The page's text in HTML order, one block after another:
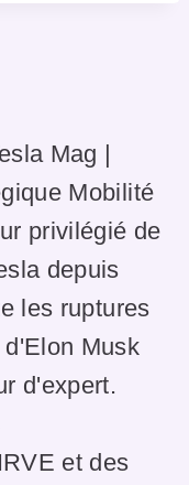
Mag |
Mobilité
privilégié de
depuis
les ruptures
Musk
d'expert.
et des